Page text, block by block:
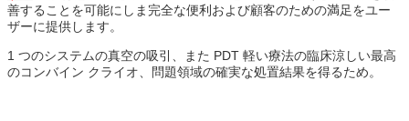
善することを可能にしま完全な便利および顧客のための満足をユー
ザーに提供します。
1 つのシステムの真空の吸引、また PDT 軽い療法の臨床涼しい最高
のコンバイン クライオ、問題領域の確実な処置結果を得るため。